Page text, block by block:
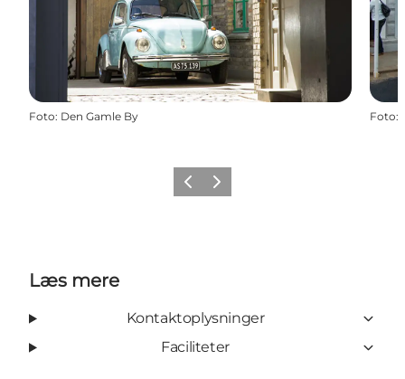
Foto: Den Gamle By Foto:
ForrigeNæste
Læs mere
Kontaktoplysninger
Faciliteter